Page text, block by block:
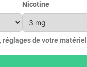
Nicotine
, réglages de votre matériel